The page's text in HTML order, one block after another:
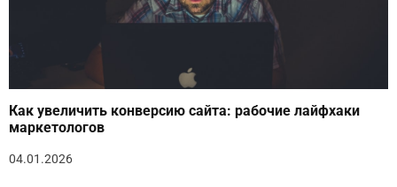
Как увеличить конверсию сайта: рабочие лайфхаки
маркетологов
04.01.2026